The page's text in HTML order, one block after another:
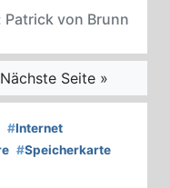
Patrick von Brunn
Nächste Seite »
#Internet
#Speicherkarte